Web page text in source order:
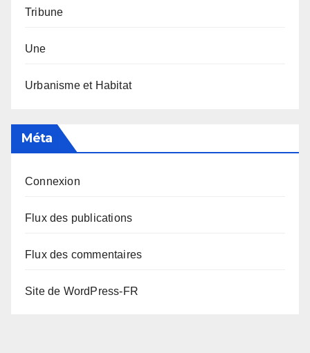
Tribune
Une
Urbanisme et Habitat
Méta
Connexion
Flux des publications
Flux des commentaires
Site de WordPress-FR